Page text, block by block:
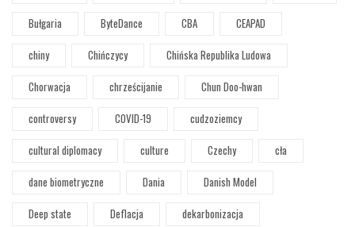
Bułgaria
ByteDance CBA
CEAPAD
chiny
Chińczycy
Chińska Republika Ludowa
Chorwacja
chrześcijanie
Chun Doo-hwan
controversy
COVID-19
cudzoziemcy
cultural diplomacy
culture Czechy
cła
dane biometryczne
Dania
Danish Model
Deep state
Deflacja dekarbonizacja